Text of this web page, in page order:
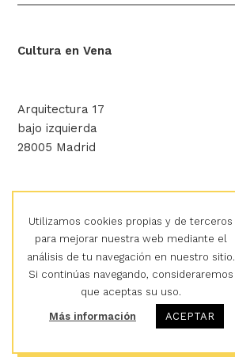
Cultura en Vena
Arquitectura 17
bajo izquierda
28005 Madrid
Aviso legal
Política de privacidad
Política de cookies
Utilizamos cookies propias y de terceros
para mejorar nuestra web mediante el
análisis de tu navegación en nuestro sitio.
Si continúas navegando, consideraremos
que aceptas su uso.
Más información ACEPTAR